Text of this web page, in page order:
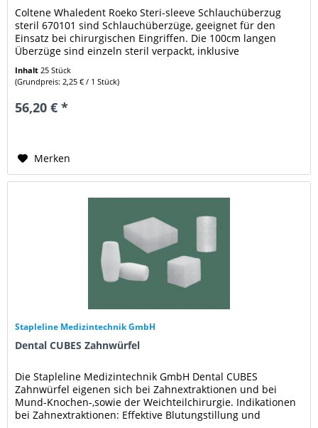
Coltene Whaledent Roeko Steri-sleeve Schlauchüberzug
steril 670101 sind Schlauchüberzüge, geeignet für den
Einsatz bei chirurgischen Eingriffen. Die 100cm langen
Überzüge sind einzeln steril verpackt, inklusive
Inhalt25 Stück
(Grundpreis: 2,25 € / 1 Stück)
56,20 € *
Merken
Stapleline Medizintechnik GmbH
Dental CUBES Zahnwürfel
Die Stapleline Medizintechnik GmbH Dental CUBES
Zahnwürfel eigenen sich bei Zahnextraktionen und bei
Mund-Knochen-,sowie der Weichteilchirurgie. Indikationen
bei Zahnextraktionen: Effektive Blutungstillung und